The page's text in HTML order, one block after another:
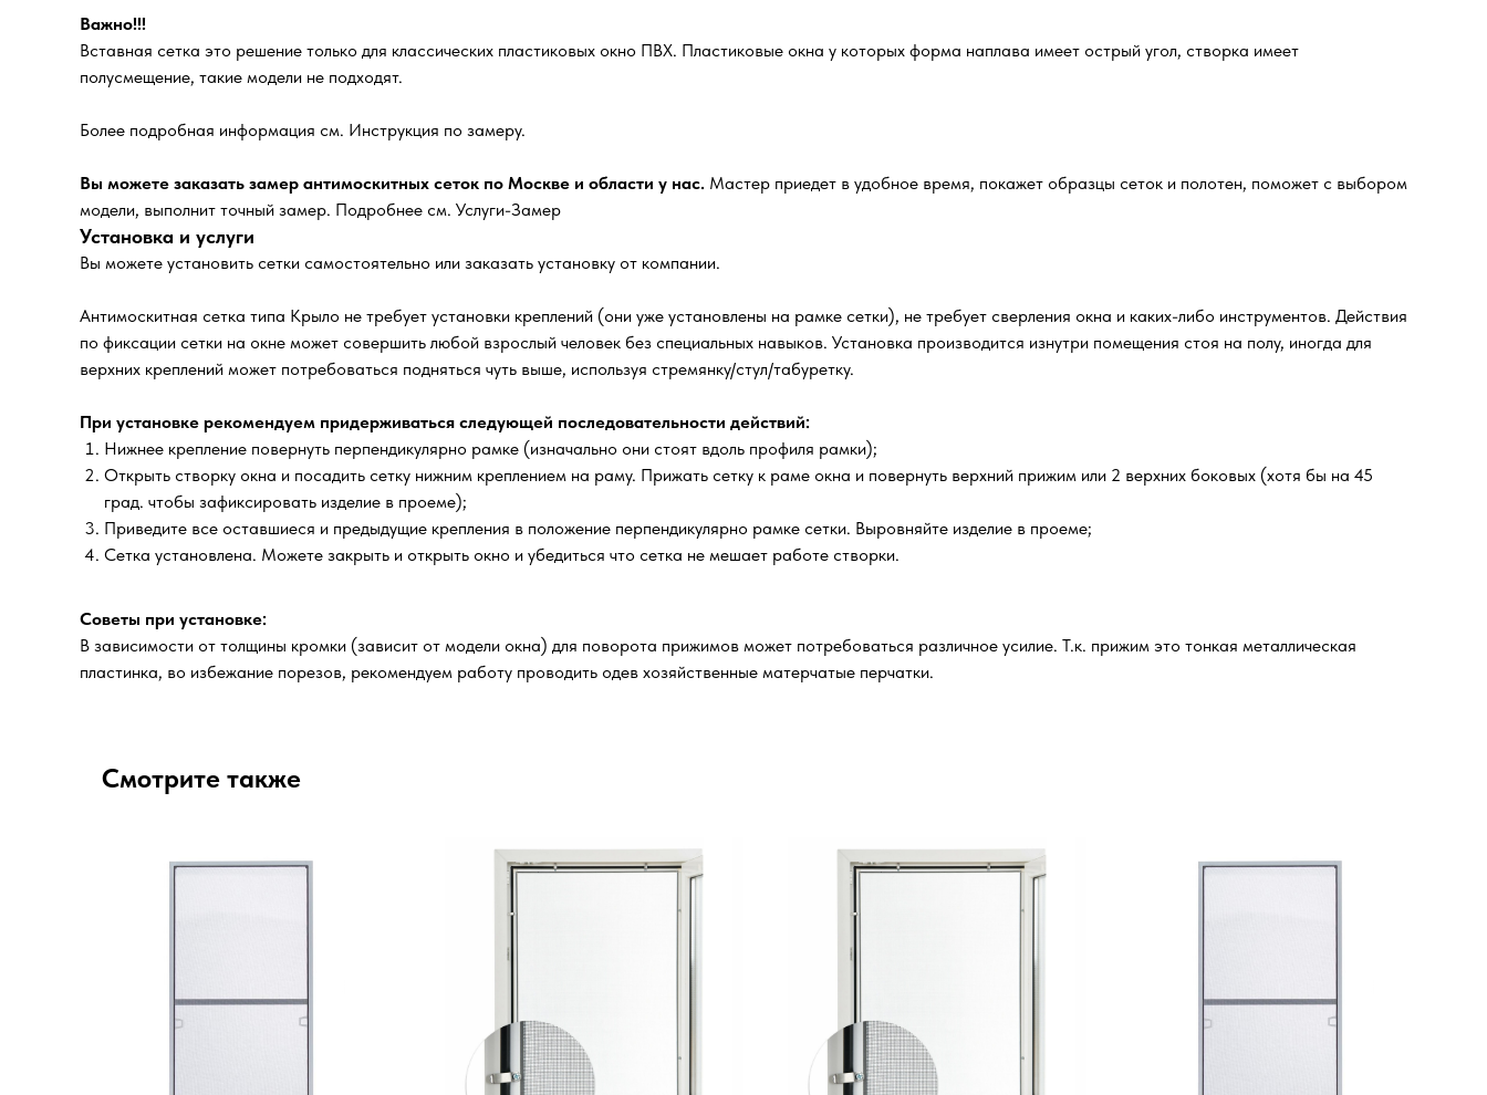
Важно!!!
Вставная сетка это решение только для классических пластиковых окно ПВХ. Пластиковые окна у которых форма наплава имеет острый угол, створка имеет
полусмещение, такие модели не подходят.
Более подробная информация см. Инструкция по замеру.
Вы можете заказать замер антимоскитных сеток по Москве и области у нас. Мастер приедет в удобное время, покажет образцы сеток и полотен, поможет с выбором
модели, выполнит точный замер. Подробнее см. Услуги-Замер
Установка и услуги
Вы можете установить сетки самостоятельно или заказать установку от компании.
Антимоскитная сетка типа Крыло не требует установки креплений (они уже установлены на рамке сетки), не требует сверления окна и каких-либо инструментов. Действия
по фиксации сетки на окне может совершить любой взрослый человек без специальных навыков. Установка производится изнутри помещения стоя на полу, иногда для
верхних креплений может потребоваться подняться чуть выше, используя стремянку/стул/табуретку.
При установке рекомендуем придерживаться следующей последовательности действий:
Нижнее крепление повернуть перпендикулярно рамке (изначально они стоят вдоль профиля рамки);
Открыть створку окна и посадить сетку нижним креплением на раму. Прижать сетку к раме окна и повернуть верхний прижим или 2 верхних боковых (хотя бы на 45
град. чтобы зафиксировать изделие в проеме);
Приведите все оставшиеся и предыдущие крепления в положение перпендикулярно рамке сетки. Выровняйте изделие в проеме;
Сетка установлена. Можете закрыть и открыть окно и убедиться что сетка не мешает работе створки.
Советы при установке:
В зависимости от толщины кромки (зависит от модели окна) для поворота прижимов может потребоваться различное усилие. Т.к. прижим это тонкая металлическая
пластинка, во избежание порезов, рекомендуем работу проводить одев хозяйственные матерчатые перчатки.
Смотрите также